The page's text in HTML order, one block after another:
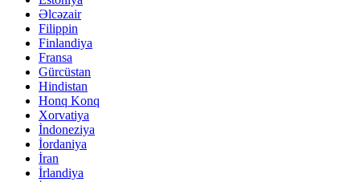
Əlcəzair
Filippin
Finlandiya
Fransa
Gürcüstan
Hindistan
Honq Konq
Xorvatiya
İndoneziya
İordaniya
İran
İrlandiya